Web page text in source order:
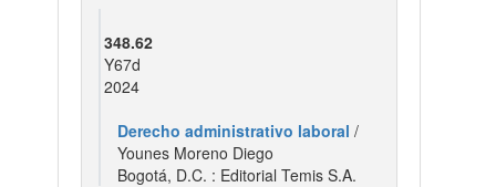
348.62
Y67d
2024
Derecho administrativo laboral /
Younes Moreno Diego
Bogotá, D.C. : Editorial Temis S.A.